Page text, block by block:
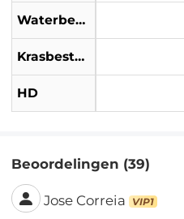
Waterbestendig
Krasbestendig
HD
Beoordelingen (39)
Jose Correia VIP1